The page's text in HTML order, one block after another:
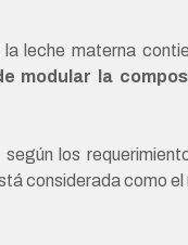
leche materna
modular la
los
considerada como